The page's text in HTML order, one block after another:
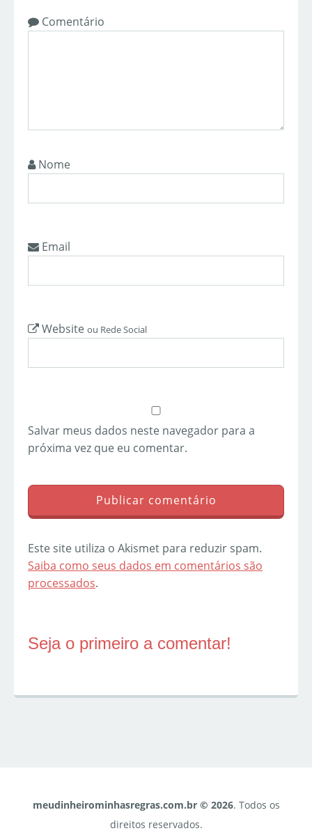
Comentário
Nome
Email
Website ou Rede Social
Salvar meus dados neste navegador para a
próxima vez que eu comentar.
Este site utiliza o Akismet para reduzir spam.
Saiba como seus dados em comentários são
processados.
Seja o primeiro a comentar!
meudinheirominhasregras.com.br © 2026. Todos os
direitos reservados.